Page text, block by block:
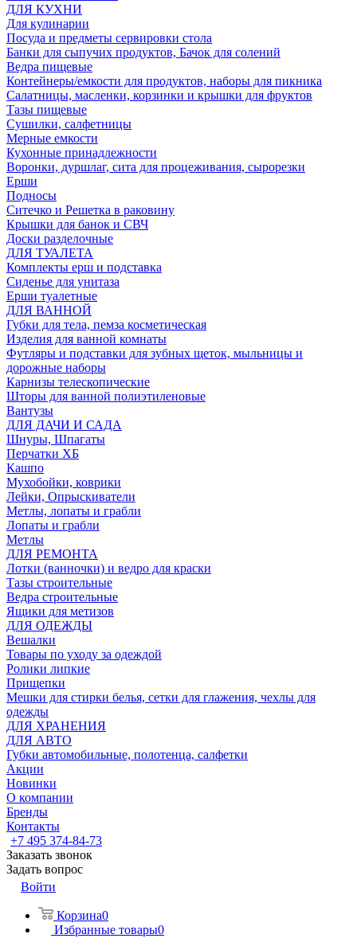
ДЛЯ КУХНИ
Для кулинарии
Посуда и предметы сервировки стола
Банки для сыпучих продуктов, Бачок для солений
Ведра пищевые
Контейнеры/емкости для продуктов, наборы для пикника
Салатницы, масленки, корзинки и крышки для фруктов
Тазы пищевые
Сушилки, салфетницы
Мерные емкости
Кухонные принадлежности
Воронки, дуршлаг, сита для процеживания, сырорезки
Ерши
Подносы
Ситечко и Решетка в раковину
Крышки для банок и СВЧ
Доски разделочные
ДЛЯ ТУАЛЕТА
Комплекты ерш и подставка
Сиденье для унитаза
Ерши туалетные
ДЛЯ ВАННОЙ
Губки для тела, пемза косметическая
Изделия для ванной комнаты
Футляры и подставки для зубных щеток, мыльницы и
дорожные наборы
Карнизы телескопические
Шторы для ванной полиэтиленовые
Вантузы
ДЛЯ ДАЧИ И САДА
Шнуры, Шпагаты
Перчатки ХБ
Кашпо
Мухобойки, коврики
Лейки, Опрыскиватели
Метлы, лопаты и грабли
Лопаты и грабли
Метлы
ДЛЯ РЕМОНТА
Лотки (ванночки) и ведро для краски
Тазы строительные
Ведра строительные
Ящики для метизов
ДЛЯ ОДЕЖДЫ
Вешалки
Товары по уходу за одеждой
Ролики липкие
Прищепки
Мешки для стирки белья, сетки для глажения, чехлы для
одежды
ДЛЯ ХРАНЕНИЯ
ДЛЯ АВТО
Губки автомобильные, полотенца, салфетки
Акции
Новинки
О компании
Бренды
Контакты
+7 495 374-84-73
Заказать звонок
Задать вопрос
Войти
Корзина0
Избранные товары0